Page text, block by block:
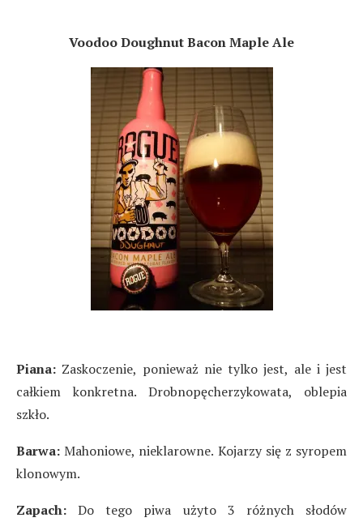
Voodoo Doughnut Bacon Maple Ale
Piana: Zaskoczenie, ponieważ nie tylko jest, ale i jest
całkiem konkretna. Drobnopęcherzykowata, oblepia
szkło.
Barwa: Mahoniowe, nieklarowne. Kojarzy się z syropem
klonowym.
Zapach: Do tego piwa użyto 3 różnych słodów